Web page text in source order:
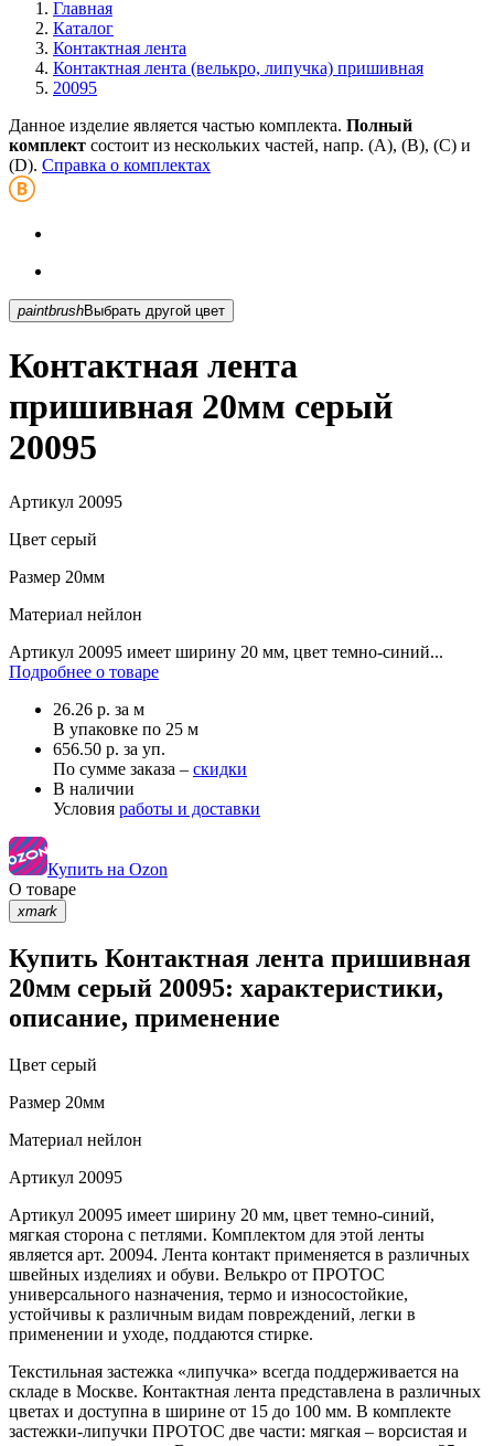
Главная
Каталог
Контактная лента
Контактная лента (велькро, липучка) пришивная
20095
Данное изделие является частью комплекта. Полный
комплект состоит из нескольких частей, напр. (А), (B), (С) и
(D). Справка о комплектах
paintbrush Выбрать другой цвет
Контактная лента
пришивная 20мм серый
20095
Артикул 20095
Цвет серый
Размер 20мм
Материал нейлон
Артикул 20095 имеет ширину 20 мм, цвет темно-синий...
Подробнее о товаре
26.26 р. за м
В упаковке по 25 м
656.50 р. за уп.
По сумме заказа – скидки
В наличии
Условия работы и доставки
Купить на Ozon
О товаре
xmark
Купить Контактная лента пришивная
20мм серый 20095: характеристики,
описание, применение
Цвет серый
Размер 20мм
Материал нейлон
Артикул 20095
Артикул 20095 имеет ширину 20 мм, цвет темно-синий,
мягкая сторона с петлями. Комплектом для этой ленты
является арт. 20094. Лента контакт применяется в различных
швейных изделиях и обуви. Велькро от ПРОТОС
универсального назначения, термо и износостойкие,
устойчивы к различным видам повреждений, легки в
применении и уходе, поддаются стирке.
Текстильная застежка «липучка» всегда поддерживается на
складе в Москве. Контактная лента представлена в различных
цветах и доступна в ширине от 15 до 100 мм. В комплекте
застежки-липучки ПРОТОС две части: мягкая – ворсистая и